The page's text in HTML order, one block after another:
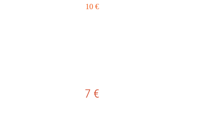
10 €
7 €